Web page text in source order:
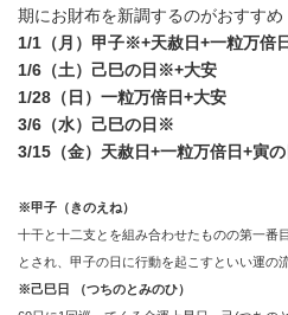
期にお財布を新調するのがおすすめ
1/1（月）甲子※+天赦日+一粒万倍日
1/6（土）己巳の日※+大安
1/28（日）一粒万倍日+大安
3/6（水）己巳の日※
3/15（金）天赦日+一粒万倍日+寅の
※甲子（きのえね）
十干と十二支とを組み合わせたものの第一番
とされ、甲子の日に行動を起こすといい運の
※己巳日 （つちのとみのひ）